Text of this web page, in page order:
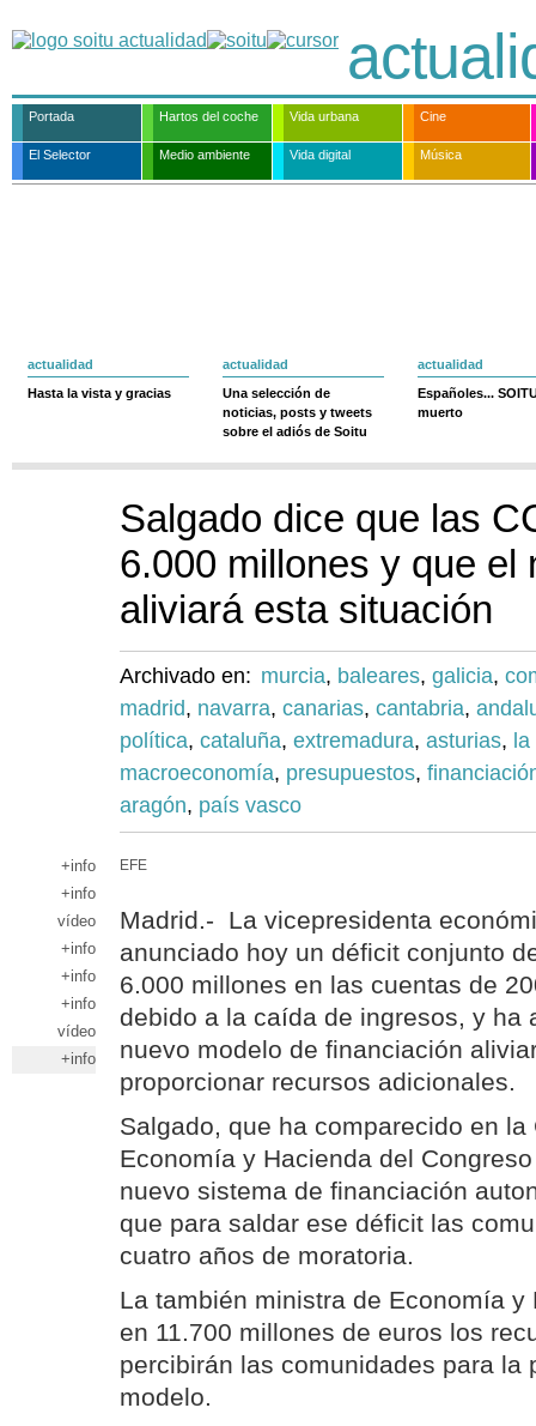
Portada Hartos del coche Vida urbana Cine
El Selector Medio ambiente Vida digital Música
actualidad
Hasta la vista y gracias
actualidad
Una selección de
noticias, posts y tweets
sobre el adiós de Soitu
actualidad
Españoles...
muerto
Salgado dice que las
6.000 millones y que el
aliviará esta situación
Archivado en: murcia, baleares, galicia,
madrid, navarra, canarias, cantabria,
política, cataluña, extremadura, asturias,
macroeconomía, presupuestos,
aragón, país vasco
+info
+info
vídeo
+info
+info
+info
vídeo
+info
EFE
Madrid.- La vicepresidenta
anunciado hoy un déficit conjunto
6.000 millones en las cuentas de
debido a la caída de ingresos, y ha
nuevo modelo de financiación
proporcionar recursos adicionales.
Salgado, que ha comparecido en la
Economía y Hacienda del
nuevo sistema de financiación
que para saldar ese déficit las
cuatro años de moratoria.
La también ministra de Economía y
en 11.700 millones de euros los
percibirán las comunidades para la
modelo.